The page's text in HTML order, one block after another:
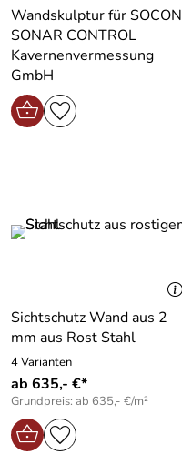
Wandskulptur für SOCON
SONAR CONTROL
Kavernenvermessung
GmbH
Sichtschutz Wand aus 2
mm aus Rost Stahl
4 Varianten
ab 635,- €*
Grundpreis: ab 635,- €/m²